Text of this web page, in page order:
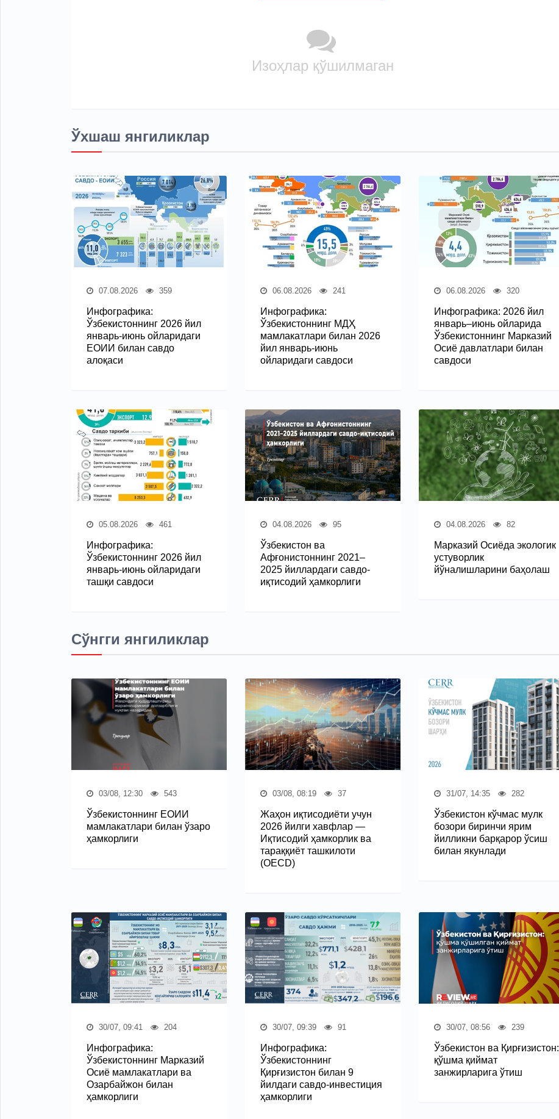
Изоҳлар қўшилмаган
Ўхшаш янгиликлар
07.08.2026 359
Инфографика:
Ўзбекистоннинг 2026 йил
январь-июнь ойларидаги
ЕОИИ билан савдо
алоқаси
06.08.2026 241
Инфографика:
Ўзбекистоннинг МДҲ
мамлакатлари билан 2026
йил январь-июнь
ойларидаги савдоси
06.08.2026 320
Инфографика: 2026 йил
январь–июнь ойларида
Ўзбекистоннинг Марказий
Осиё давлатлари билан
савдоси
05.08.2026 461
Инфографика:
Ўзбекистоннинг 2026 йил
январь-июнь ойларидаги
ташқи савдоси
04.08.2026 95
Ўзбекистон ва
Афғонистоннинг 2021–
2025 йиллардаги савдо-
иқтисодий ҳамкорлиги
04.08.2026 82
Марказий Осиёда экологик
устуворлик
йўналишларини баҳолаш
Сўнгги янгиликлар
03/08, 12:30 543
Ўзбекистоннинг ЕОИИ
мамлакатлари билан ўзаро
ҳамкорлиги
03/08, 08:19 37
Жаҳон иқтисодиёти учун
2026 йилги хавфлар —
Иқтисодий ҳамкорлик ва
тараққиёт ташкилоти
(OECD)
31/07, 14:35 282
Ўзбекистон кўчмас мулк
бозори биринчи ярим
йилликни барқарор ўсиш
билан якунлади
30/07, 09:41 204
Инфографика:
Ўзбекистоннинг Марказий
Осиё мамлакатлари ва
Озарбайжон билан
ҳамкорлиги
30/07, 09:39 91
Инфографика:
Ўзбекистоннинг
Қирғизистон билан 9
йилдаги савдо-инвестиция
ҳамкорлиги
30/07, 08:56 239
Ўзбекистон ва Қирғизистон:
қўшма қиймат
занжирларига ўтиш